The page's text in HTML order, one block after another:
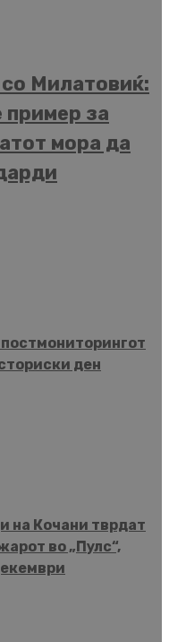
Милатовиќ:
пример за
мора да
ден
на Кочани тврдат
во „Пулс“,